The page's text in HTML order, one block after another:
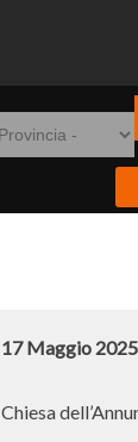
17 Maggio 2025
Chiesa